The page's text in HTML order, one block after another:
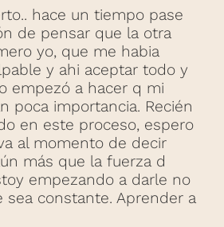
hace un tiempo pase
de pensar que la otra
yo, que me habia
y ahi aceptar todo y
empezó a hacer q mi
poca importancia. Recién
en este proceso, espero
al momento de decir
más que la fuerza d
empezando a darle no
sea constante. Aprender a